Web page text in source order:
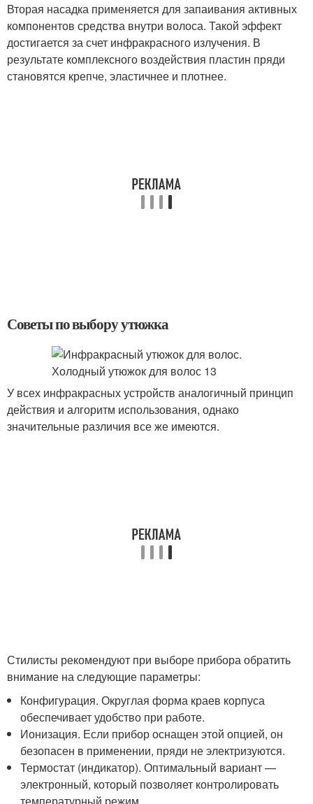
Вторая насадка применяется для запаивания активных
компонентов средства внутри волоса. Такой эффект
достигается за счет инфракрасного излучения. В
результате комплексного воздействия пластин пряди
становятся крепче, эластичнее и плотнее.
Советы по выбору утюжка
У всех инфракрасных устройств аналогичный принцип
действия и алгоритм использования, однако
значительные различия все же имеются.
Стилисты рекомендуют при выборе прибора обратить
внимание на следующие параметры:
Конфигурация. Округлая форма краев корпуса
обеспечивает удобство при работе.
Ионизация. Если прибор оснащен этой опцией, он
безопасен в применении, пряди не электризуются.
Термостат (индикатор). Оптимальный вариант —
электронный, который позволяет контролировать